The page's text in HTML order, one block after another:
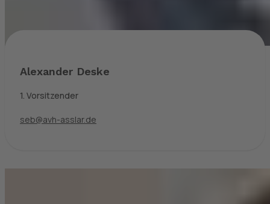
Alexander Deske
1. Vorsitzender
seb@avh-asslar.de